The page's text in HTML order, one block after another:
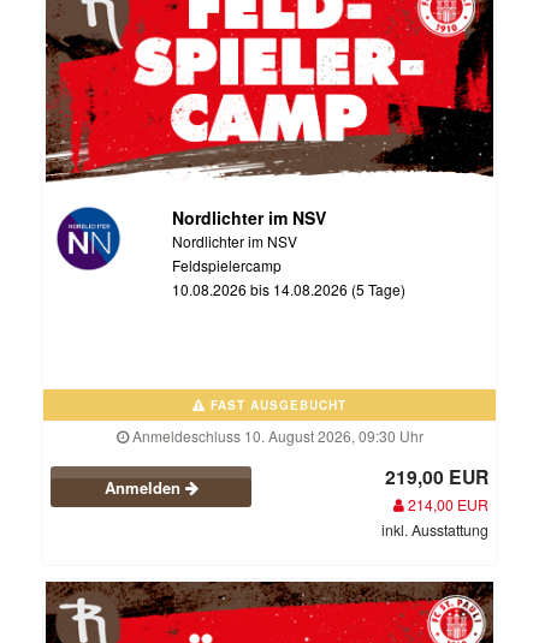
Nordlichter im NSV
Nordlichter im NSV
Feldspielercamp
10.08.2026 bis 14.08.2026 (5 Tage)
FAST AUSGEBUCHT
Anmeldeschluss 10. August 2026, 09:30 Uhr
Anmelden 219,00 EUR
214,00 EUR
inkl. Ausstattung